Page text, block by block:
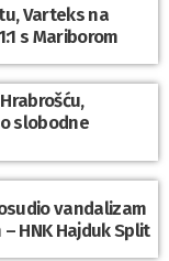
Varteks na
s Mariborom
slobodne
vandalizam
HNK Hajduk Split